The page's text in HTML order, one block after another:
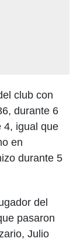
club con
durante 6
4, igual que
en
durante 5
del
pasaron
Julio